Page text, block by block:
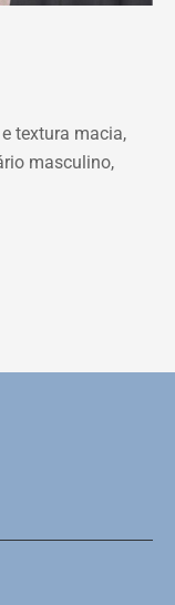
textura macia,
masculino,